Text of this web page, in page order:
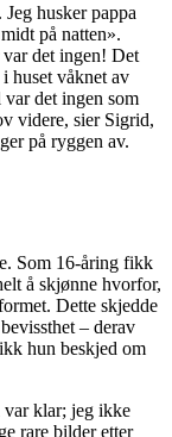
husker pappa
på natten».
var det ingen! Det
huset våknet av
det ingen som
videre, sier Sigrid,
på ryggen av.
Som 16-åring fikk
å skjønne hvorfor,
Dette skjedde
– derav
hun beskjed om
var klar; jeg ikke
rare bilder etter